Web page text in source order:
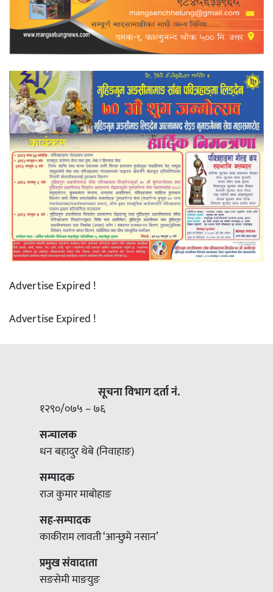
Advertise Expired !
Advertise Expired !
सूचना विभाग दर्ता नं.
१२९०/०७५ – ७६
सन्चालक
धन बहादुर थेबे (निवाहाङ)
सम्पादक
राज कुमार माबोहाङ
सह-सम्पादक
काकीराम लावती ‘आन्छुमे नसान’
प्रमुख संवादाता
सङसेमी माङयुङ